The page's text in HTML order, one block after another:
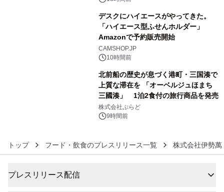
デスクにハイエースがやってきた。
「ハイエース型ふせんホルダー」
Amazonで予約販売開始
CAMSHOP.JP
10時間前
北前船の歴史が息づく港町・三国湊で
上質な滞在を 「オーベルジュほまち
三國湊」 1泊2食付の旅行商品を発売
株式会社ぷらど
9時間前
トップ フード・飲食のプレスリリース一覧 株式会社伊勢
プレスリリース配信